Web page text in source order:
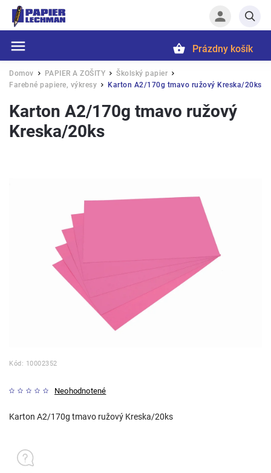
Prázdny košík
Domov / PAPIER A ZOŠITY / Školský papier /
Farebné papiere, výkresy / Karton A2/170g tmavo ružový Kreska/20ks
Karton A2/170g tmavo ružový
Kreska/20ks
Kód: 10002352
Neohodnotené
Karton A2/170g tmavo ružový Kreska/20ks